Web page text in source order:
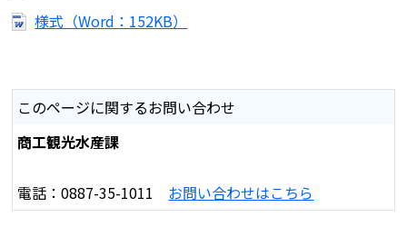
様式（Word：152KB）
このページに関するお問い合わせ
商工観光水産課
電話：0887-35-1011 お問い合わせはこちら